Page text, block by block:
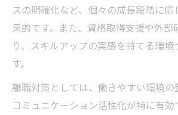
スの明確化など、個々の成長段階に
果的です。また、資格取得支援や外部
り、スキルアップの実感を持てる環境
す。
離職対策としては、働きやすい環境の
コミュニケーション活性化が特に有効